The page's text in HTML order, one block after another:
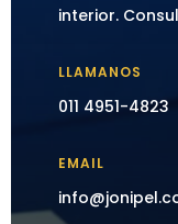
interior.
LLAMANOS
011 4951-4823
EMAIL